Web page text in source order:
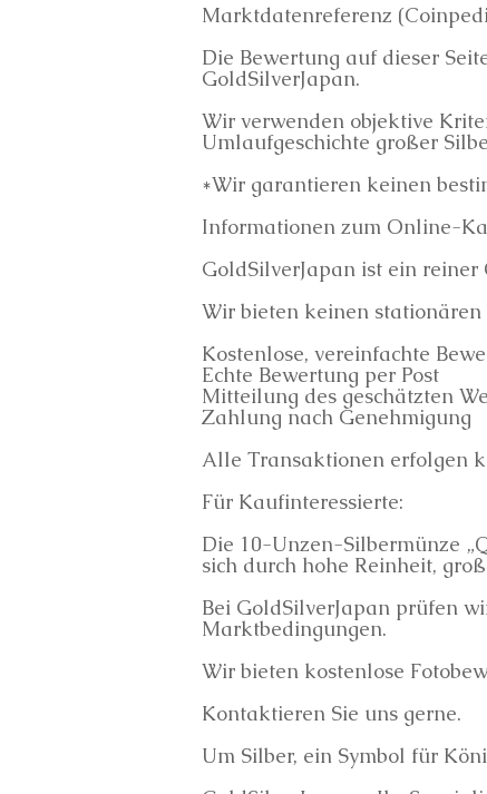
Marktdatenreferenz
Die Bewertung auf dieser
GoldSilverJapan.
Wir verwenden objektive
Umlaufgeschichte großer
*Wir garantieren keinen
Informationen zum Online-
GoldSilverJapan ist ein
Wir bieten keinen
Kostenlose, vereinfachte
Echte Bewertung per Post
Mitteilung des geschätzten
Zahlung nach Genehmigung
Alle Transaktionen erfolgen
Für Kaufinteressierte:
Die 10-Unzen-Silbermünze
sich durch hohe Reinheit,
Bei GoldSilverJapan prüfen
Marktbedingungen.
Wir bieten kostenlose
Kontaktieren Sie uns gerne.
Um Silber, ein Symbol für